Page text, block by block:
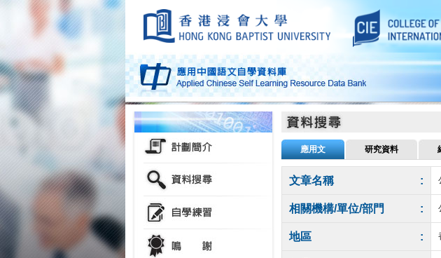
應用文 研究資料
文章名稱 :
相關機構/單位/部門 :
地區 :